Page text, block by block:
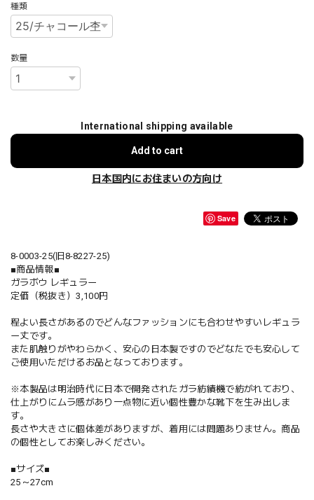
種類
数量
International shipping available
Add to cart
日本国内にお住まいの方向け
Save
8-0003-25(旧8-8227-25)
■商品情報■
ガラボウ レギュラー
定価（税抜き）3,100円
程よい長さがあるのでどんなファッションにも合わせやすいレギュラ
ー丈です。
また肌触りがやわらかく、安心の日本製ですのでどなたでも安心して
ご使用いただけるお品となっております。
※本製品は明治時代に日本で開発されたガラ紡績機で紡がれており、
仕上がりにムラ感があり一点物に近い個性豊かな靴下を生み出しま
す。
長さや大きさに個体差がありますが、着用には問題ありません。商品
の個性としてお楽しみください。
■サイズ■
25～27cm